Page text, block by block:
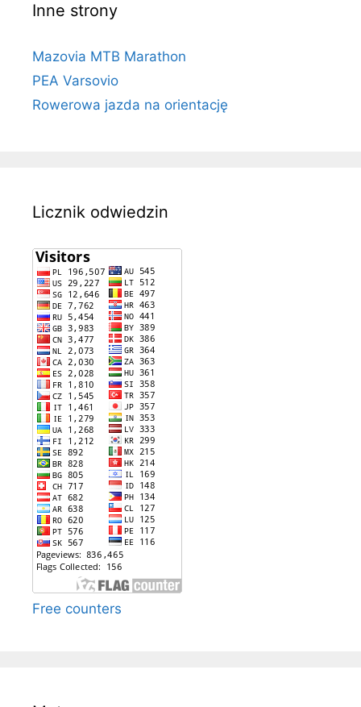
Inne strony
Mazovia MTB Marathon
PEA Varsovio
Rowerowa jazda na orientację
Licznik odwiedzin
Free counters